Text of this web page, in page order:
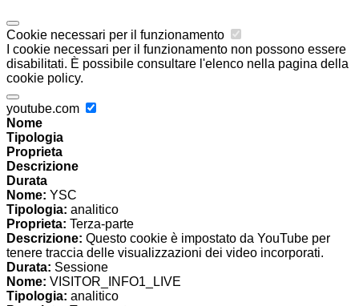
Cookie necessari per il funzionamento
I cookie necessari per il funzionamento non possono essere
disabilitati. È possibile consultare l'elenco nella pagina della
cookie policy.
youtube.com
Nome
Tipologia
Proprieta
Descrizione
Durata
Nome: YSC
Tipologia: analitico
Proprieta: Terza-parte
Descrizione: Questo cookie è impostato da YouTube per
tenere traccia delle visualizzazioni dei video incorporati.
Durata: Sessione
Nome: VISITOR_INFO1_LIVE
Tipologia: analitico